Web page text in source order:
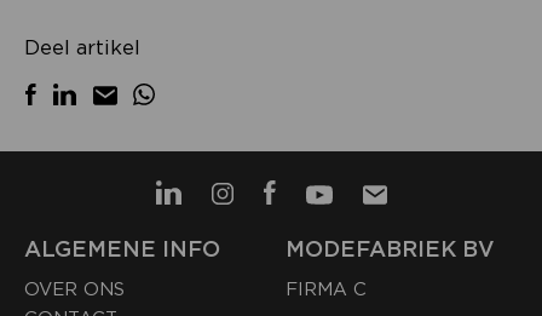
Deel artikel
ALGEMENE INFO
OVER ONS
MODEFABRIEK BV
FIRMA C